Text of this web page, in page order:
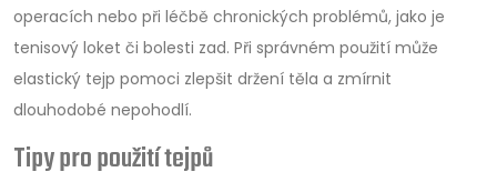
operacích nebo při léčbě chronických problémů, jako je
tenisový loket či bolesti zad. Při správném použití může
elastický tejp pomoci zlepšit držení těla a zmírnit
dlouhodobé nepohodlí.
Tipy pro použití tejpů